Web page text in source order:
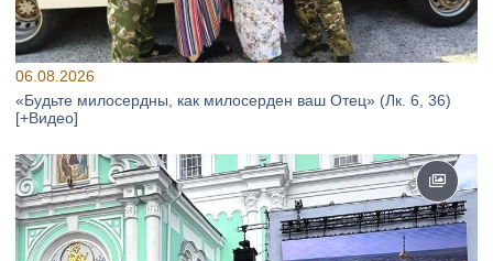
06.08.2026
«Будьте милосердны, как милосерден ваш Отец» (Лк. 6, 36)
[+Видео]